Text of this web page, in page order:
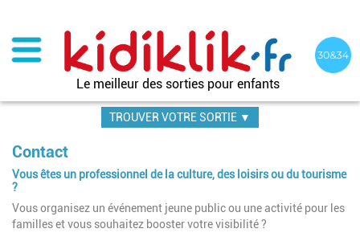
contenu
principal
Le meilleur des sorties pour enfants
TROUVER VOTRE SORTIE ▼
Contact
Vous êtes un professionnel de la culture, des loisirs ou du tourisme
?
Vous organisez un événement jeune public ou une activité pour les
familles et vous souhaitez booster votre visibilité ?